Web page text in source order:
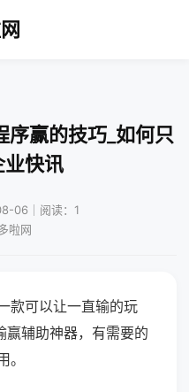
赢的技巧_如何只
快讯
06｜阅读：1
啦网
款可以让一直输的玩
赢辅助神器，有需要的